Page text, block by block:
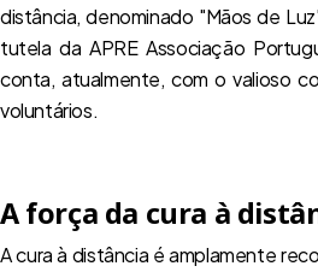
distância, denominado "Mãos de
tutela da APRE Associação
conta, atualmente, com o valioso
voluntários.
A força da cura à
A cura à distância é amplamente